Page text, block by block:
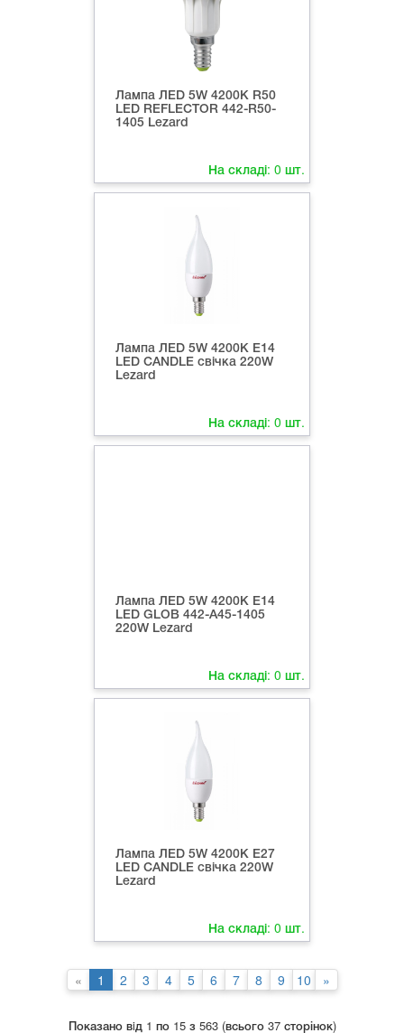
Лампа ЛED 5W 4200К R50
LED REFLECTOR 442-R50-
1405 Lezard
На складі: 0 шт.
Лампа ЛED 5W 4200К Е14
LED CANDLE свічка 220W
Lezard
На складі: 0 шт.
Лампа ЛED 5W 4200К Е14
LED GLOB 442-А45-1405
220W Lezard
На складі: 0 шт.
Лампа ЛED 5W 4200К Е27
LED CANDLE свічка 220W
Lezard
На складі: 0 шт.
« 1 2 3 4 5 6 7 8 9 10 »
Показано вiд 1 по 15 з 563 (всього 37 сторінок)